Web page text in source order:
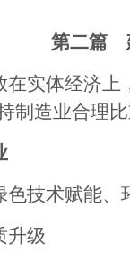
第二篇
在实体经济
制造业合理
技术赋能
升级